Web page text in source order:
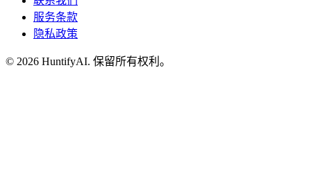
服务条款
隐私政策
© 2026 HuntifyAI. 保留所有权利。